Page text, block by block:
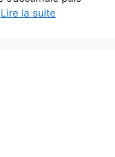
Lire la suite